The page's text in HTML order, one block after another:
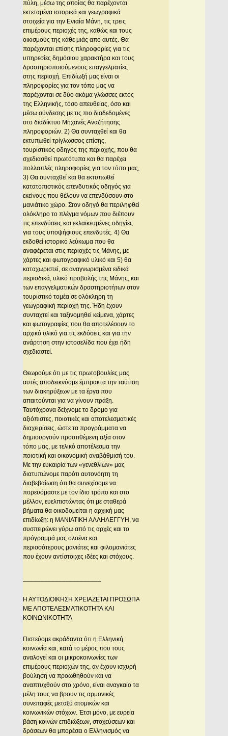
πύλη, μέσω της οποίας θα παρέχονται
εκτεταμένα ιστορικά και γεωγραφικά
στοιχεία για την Ενιαία Μάνη, τις τρεις
επιμέρους περιοχές της, καθώς και τους
οικισμούς της κάθε μιάς από αυτές. Θα
παρέχονται επίσης πληροφορίες για τις
υπηρεσίες δημόσιου χαρακτήρα και τους
δραστηριοποιούμενους επαγγελματίες
στης περιοχή. Επιδίωξή μας είναι οι
πληροφορίες για τον τόπο μας να
παρέχονται σε δύο ακόμα γλώσσες εκτός
της Ελληνικής, τόσο απευθείας, όσο και
μέσω σύνδεσης με τις πιο διαδεδομένες
στο διαδίκτυο Μηχανές Αναζήτησης
πληροφοριών. 2) Θα συνταχθεί και θα
εκτυπωθεί τρίγλωσσος επίσης,
τουριστικός οδηγός της περιοχής, που θα
σχεδιασθεί πρωτότυπα και θα παρέχει
πολλαπλές πληροφορίες για τον τόπο μας,
3) Θα συνταχθεί και θα εκτυπωθεί
κατατοπιστικός επενδυτικός οδηγός για
εκείνους που θέλουν να επενδύσουν στο
μανιάτικο χώρο. Στον οδηγό θα περιληφθεί
ολόκληρο το πλέγμα νόμων που διέπουν
τις επενδύσεις και εκλαϊκευμένες οδηγίες
για τους υποψήφιους επενδυτές. 4) Θα
εκδοθεί ιστορικό λεύκωμα που θα
αναφέρεται στις περιοχές τις Μάνης, με
χάρτες και φωτογραφικό υλικό και 5) θα
καταχωριστεί, σε αναγνωρισμένα ειδικά
περιοδικά, υλικό προβολής της Μάνης, και
των επαγγελματικών δραστηριοτήτων στον
τουριστικό τομέα σε ολόκληρη τη
γεωγραφική περιοχή της. Ήδη έχουν
συνταχτεί και ταξινομηθεί κείμενα, χάρτες
και φωτογραφίες που θα αποτελέσουν το
αρχικό υλικό για τις εκδόσεις και για την
ανάρτηση στην ιστοσελίδα που έχει ήδη
σχεδιαστεί.
Θεωρούμε ότι με τις πρωτοβουλίες μας
αυτές αποδεικνύομε έμπρακτα την ταύτιση
των διακηρύξεων με τα έργα που
απαιτούνται για να γίνουν πράξη.
Ταυτόχρονα δείχνομε το δρόμο για
αξιόπιστες, ποιοτικές και αποτελεσματικές
διαχειρίσεις, ώστε τα προγράμματα να
δημιουργούν προστιθέμενη αξία στον
τόπο μας, με τελικό αποτέλεσμα την
ποιοτική και οικονομική αναβάθμισή του.
Με την ευκαιρία των «γενεθλίων» μας
διατυπώνομε παρότι αυτονόητη τη
διαβεβαίωση ότι θα συνεχίσομε να
πορευόμαστε με τον ίδιο τρόπο και στο
μέλλον, ευελπιστώντας ότι με σταθερά
βήματα θα οικοδομείται η αρχική μας
επιδίωξη: η ΜΑΝΙΑΤΙΚΗ ΑΛΛΗΛΕΓΓΥΗ, να
συσπειρώνει γύρω από τις αρχές και το
πρόγραμμά μας ολοένα και
περισσότερους μανιάτες και φιλομανιάτες
που έχουν αντίστοιχες ιδέες και στόχους.
H AYTOΔIOIKHΣH XPEIAZETAI ΠPOΣΩΠA
ME AΠOTEΛEΣMATIKOTHTA KAI
KOINΩNIKOTHTA
Πιστεύομε ακράδαντα ότι η Ελληνική
κοινωνία και, κατά το μέρος που τους
αναλογεί και οι μικροκοινωνίες των
επιμέρους περιοχών της, αν έχουν ισχυρή
βούληση να προωθηθούν και να
αναπτυχθούν στο χρόνο, είναι αναγκαίο τα
μέλη τους να βρουν τις αρμονικές
συνεπαφές μεταξύ ατομικών και
κοινωνικών στόχων. Έτσι μόνο, με ευρεία
βάση κοινών επιδιώξεων, στοχεύσεων και
δράσεων θα μπορέσει ο Ελληνισμός να